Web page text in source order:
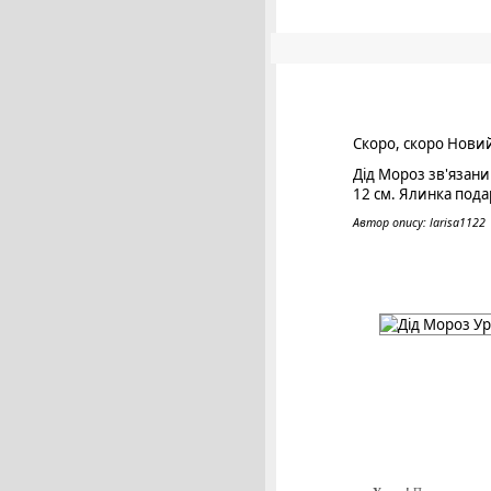
Скоро, скоро
Дід Мороз
12 см. Ялинка
Автор опису: larisa1122